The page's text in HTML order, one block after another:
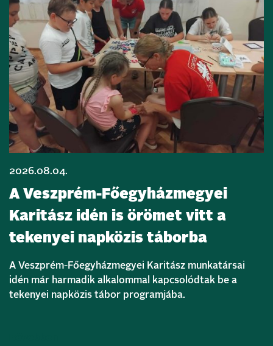
2026.08.04.
A Veszprém-Főegyházmegyei
Karitász idén is örömet vitt a
tekenyei napközis táborba
A Veszprém-Főegyházmegyei Karitász munkatársai
idén már harmadik alkalommal kapcsolódtak be a
tekenyei napközis tábor programjába.